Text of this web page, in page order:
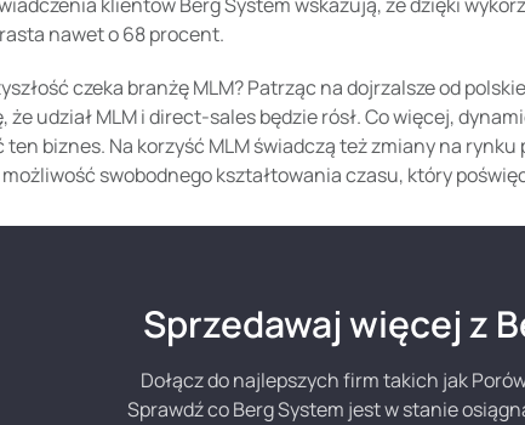
klientów Berg System wskazują, że dzięki
nawet o 68 procent.
czeka branżę MLM? Patrząc na dojrzalsze od
że udział MLM i direct-sales będzie rósł. Co więcej,
ten biznes. Na korzyść MLM świadczą też zmiany na
swobodnego kształtowania czasu, który
Sprzedawaj więcej z
Dołącz do najlepszych firm takich jak
Sprawdź co Berg System jest w stanie